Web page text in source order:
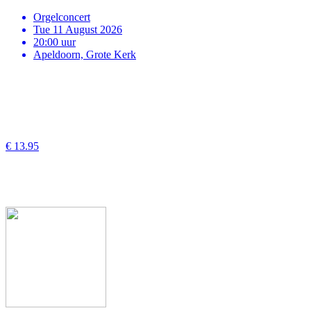
Orgelconcert
Tue 11 August 2026
20:00 uur
Apeldoorn, Grote Kerk
€ 13.95